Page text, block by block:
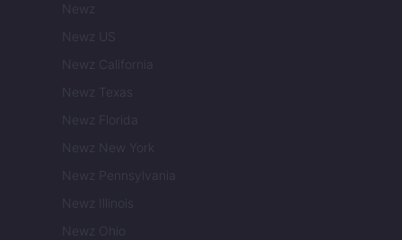
Newz
Newz US
Newz California
Newz Texas
Newz Florida
Newz New York
Newz Pennsylvania
Newz Illinois
Newz Ohio